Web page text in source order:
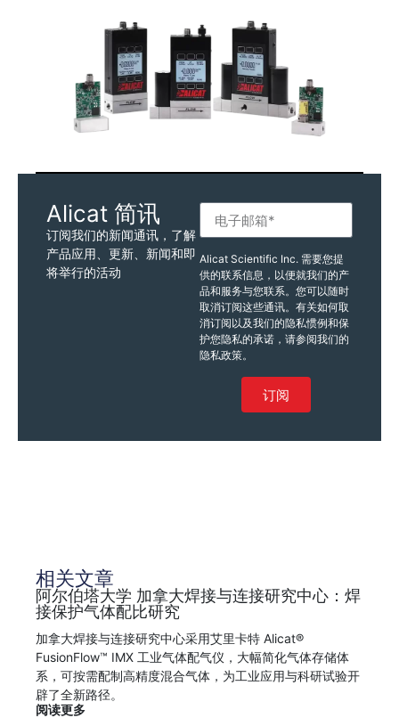
Alicat 简讯
订阅我们的新闻通讯，了解
产品应用、更新、新闻和即
将举行的活动
Alicat Scientific Inc. 需要您提
供的联系信息，以便就我们的产
品和服务与您联系。您可以随时
取消订阅这些通讯。有关如何取
消订阅以及我们的隐私惯例和保
护您隐私的承诺，请参阅我们的
隐私政策。
订阅
相关文章
阿尔伯塔大学 加拿大焊接与连接研究中心：焊
接保护气体配比研究
加拿大焊接与连接研究中心采用艾里卡特 Alicat®
FusionFlow™ IMX 工业气体配气仪，大幅简化气体存储体
系，可按需配制高精度混合气体，为工业应用与科研试验开
辟了全新路径。
阅读更多